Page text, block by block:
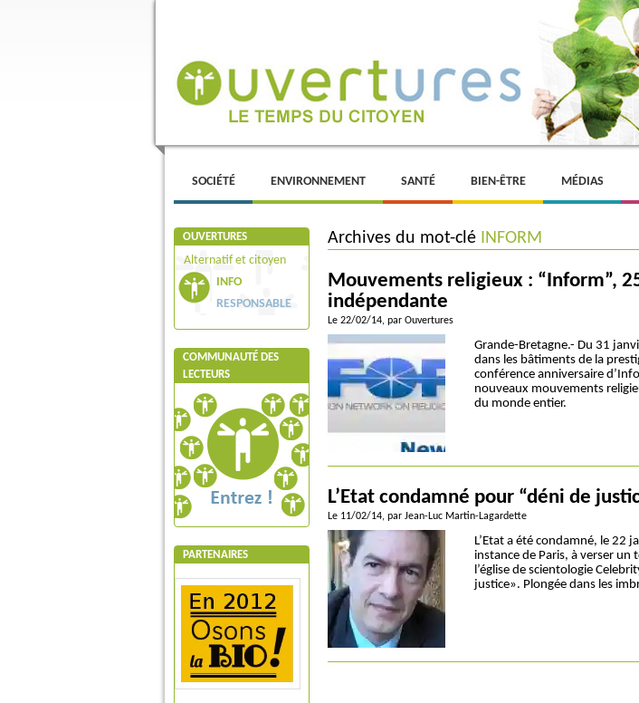
Menu principal
ALLER AU CONTENU PRINCIPAL
ALLER AU CONTENU SECONDAIRE
SOCIÉTÉ ENVIRONNEMENT SANTÉ BIEN-ÊTRE MÉDIAS
OUVERTURES
Alternatif et citoyen
INFO
RESPONSABLE
COMMUNAUTÉ DES
LECTEURS
PARTENAIRES
Archives du mot-clé INFORM
Mouvements religieux : “Inform”,
indépendante
Le 22/02/14, par Ouvertures
Grande-Bretagne.- Du 31
dans les bâtiments de la
conférence anniversaire
nouveaux mouvements
du monde entier.
L’Etat condamné pour “déni de
Le 11/02/14, par Jean-Luc Martin-Lagardette
L’Etat a été condamné, le 22
instance de Paris, à verser
l’église de scientologie
justice». Plongée dans les